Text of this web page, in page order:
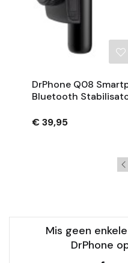
DrPhone Q08
Bluetooth
€ 39,95
Mis geen
DrPhone